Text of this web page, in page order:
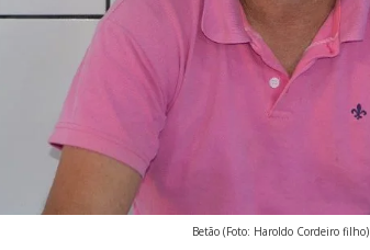
Betão (Foto: Haroldo Cordeiro filho)